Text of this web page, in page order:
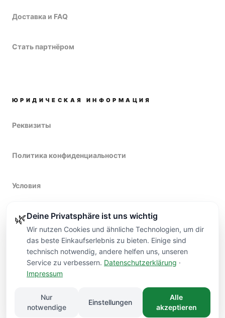
Доставка и FAQ
Стать партнёром
ЮРИДИЧЕСКАЯ ИНФОРМАЦИЯ
Реквизиты
Политика конфиденциальности
Условия
Право на возврат
©2026 VARDI FLOWERSDÜSSELDORF.
HAND­MADE ПРЕМИУМ-КАЧЕСТВО ДОСТАВКА В ДЮССЕЛЬДОРФЕ
🌿Deine Privatsphäre ist uns wichtig
Wir nutzen Cookies und ähnliche Technologien, um dir
das beste Einkaufserlebnis zu bieten. Einige sind
technisch notwendig, andere helfen uns, unseren
Service zu verbessern. Datenschutzerklärung ·
Impressum
Nur
notwendige
Einstellungen
Alle
akzeptieren